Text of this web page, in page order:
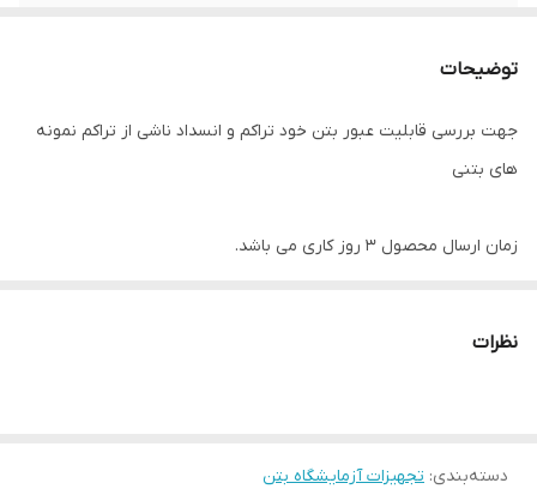
توضیحات
جهت بررسی قابلیت عبور بتن خود تراکم و انسداد ناشی از تراکم نمونه
های بتنی
زمان ارسال محصول 3 روز کاری می باشد.
نظرات
دسته‌بندی: تجهیزات آزمایشگاه بتن